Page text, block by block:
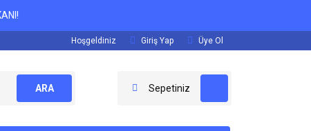
Hoşgeldiniz Giriş Yap Üye Ol
ARA Sepetiniz